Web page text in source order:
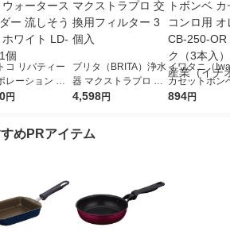
コ リバティー
レーション ウ
ースライダー
円
ブリタ（BRITA）浄水
器 マクストラプロ 交
換用フィルター 3個入
4,598円
イワタニ（
カセットボン
ットコンロ用
894円
めPRアイテム